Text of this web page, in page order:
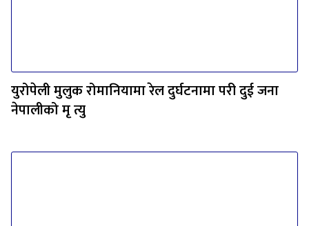
युरोपेली मुलुक रोमानियामा रेल दुर्घटनामा परी दुई जना
नेपालीको मृ त्यु